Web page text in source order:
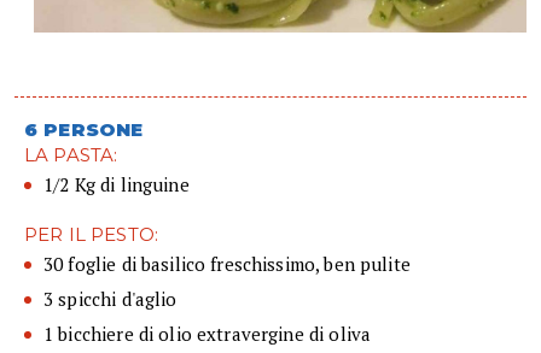
6 PERSONE
LA PASTA:
1/2 Kg di linguine
PER IL PESTO:
30 foglie di basilico freschissimo, ben pulite
3 spicchi d'aglio
1 bicchiere di olio extravergine di oliva